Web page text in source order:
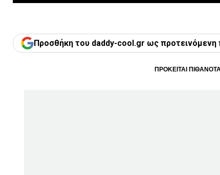
Προσθήκη του daddy-cool.gr ως προτεινόμενη
ΠΡΟΚΕΙΤΑΙ